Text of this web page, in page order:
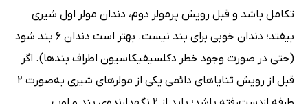
تکامل باشد و قبل رویش پرمولر دوم، دندان مولر اول شیری
بیفتد؛ دندان خوبی برای بند نیست. بهتر است دندان 6 بند شود
(حتی در صورت وجود خطر دکلسیفیکاسیون اطراف بندها). اگر
قبل از رویش ثنایاهای دائمی یکی از مولرهای شیری به‌صورت 2